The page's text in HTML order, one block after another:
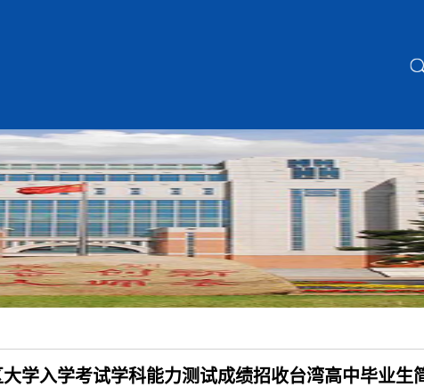
学入学考试学科能力测试成绩招收台湾高中毕业生